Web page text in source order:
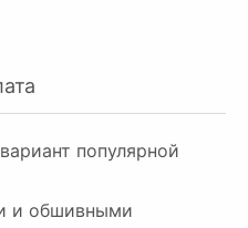
популярной
и обшивными